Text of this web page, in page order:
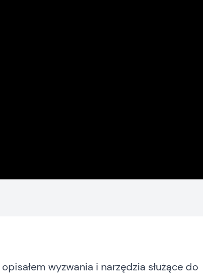
opisałem wyzwania i narzędzia służące do